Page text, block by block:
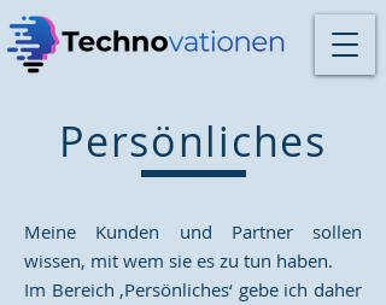
Persönliches
Meine Kunden und Partner sollen
wissen, mit wem sie es zu tun haben.
Im Bereich ‚Persönliches‘ gebe ich daher